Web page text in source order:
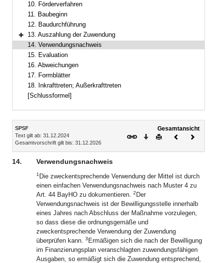
10. Förderverfahren
11. Baubeginn
12. Baudurchführung
Bereich erweitern
13. Auszahlung der Zuwendung
14. Verwendungsnachweis
15. Evaluation
16. Abweichungen
17. Formblätter
18. Inkrafttreten; Außerkrafttreten
[Schlussformel]
Inhalt
SPSF
Text gilt ab: 31.12.2024
Gesamtvorschrift gilt bis: 31.12.2026
Gesamtansicht
Download
DruckenVorheriges
14. Verwendungsnachweis
1 Die zweckentsprechende Verwendung der Mittel ist durch
einen einfachen Verwendungsnachweis nach Muster 4 zu
Art. 44 BayHO zu dokumentieren. 2 Der
Verwendungsnachweis ist der Bewilligungsstelle innerhalb
eines Jahres nach Abschluss der Maßnahme vorzulegen,
so dass diese die ordnungsgemäße und
zweckentsprechende Verwendung der Zuwendung
überprüfen kann. 3 Ermäßigen sich die nach der Bewilligung
im Finanzierungsplan veranschlagten zuwendungsfähigen
Ausgaben, so ermäßigt sich die Zuwendung entsprechend,